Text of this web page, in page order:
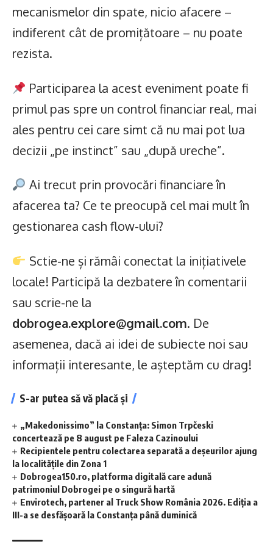
mecanismelor din spate, nicio afacere –
indiferent cât de promițătoare – nu poate
rezista.
Participarea la acest eveniment poate fi
primul pas spre un control financiar real, mai
ales pentru cei care simt că nu mai pot lua
decizii „pe instinct” sau „după ureche”.
Ai trecut prin provocări financiare în
afacerea ta? Ce te preocupă cel mai mult în
gestionarea cash flow-ului?
Sctie-ne și rămâi conectat la inițiativele
locale! Participă la dezbatere în comentarii
sau scrie-ne la
dobrogea.explore@gmail.com. De
asemenea, dacă ai idei de subiecte noi sau
informații interesante, le așteptăm cu drag!
S-ar putea să vă placă și
„Makedonissimo” la Constanța: Simon Trpčeski
concertează pe 8 august pe Faleza Cazinoului
Recipientele pentru colectarea separată a deșeurilor ajung
la localitățile din Zona 1
Dobrogea150.ro, platforma digitală care adună
patrimoniul Dobrogei pe o singură hartă
Envirotech, partener al Truck Show România 2026. Ediția a
III-a se desfășoară la Constanța până duminică